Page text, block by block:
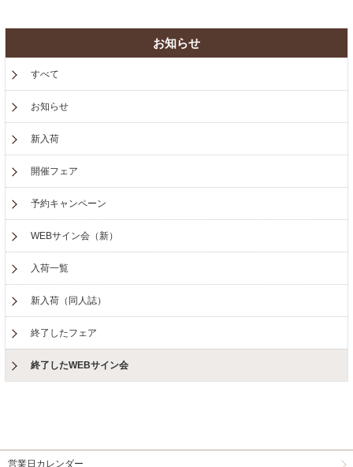
お知らせ
すべて
お知らせ
新入荷
開催フェア
予約キャンペーン
WEBサイン会（新）
入荷一覧
新入荷（同人誌）
終了したフェア
終了したWEBサイン会
営業日カレンダー